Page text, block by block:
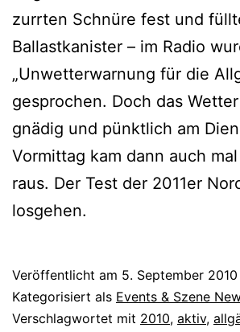
zurrten Schnüre fest und
Ballastkanister – im Radio
„Unwetterwarnung für die
gesprochen. Doch das
gnädig und pünktlich am
Vormittag kam dann auch
raus. Der Test der 2011er
losgehen.
Veröffentlicht am 5. September 2010
Kategorisiert als Events & Szene
Verschlagwortet mit 2010, aktiv,